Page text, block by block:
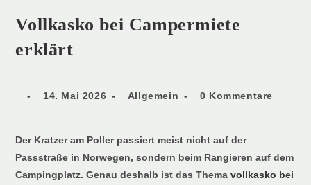
Vollkasko bei Campermiete
erklärt
14. Mai 2026 Allgemein 0 Kommentare
Der Kratzer am Poller passiert meist nicht auf der
Passstraße in Norwegen, sondern beim Rangieren auf dem
Campingplatz. Genau deshalb ist das Themavollkasko bei